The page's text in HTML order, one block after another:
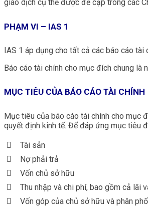
giao dịch cụ thể được đề cập trong các
PHẠM VI – IAS 1
IAS 1 áp dụng cho tất cả các báo cáo tài
Báo cáo tài chính cho mục đích chung là
MỤC TIÊU CỦA BÁO CÁO TÀI CHÍNH
Mục tiêu của báo cáo tài chính cho mục
quyết định kinh tế. Để đáp ứng mục tiêu
Tài sản
Nợ phải trả
Vốn chủ sở hữu
Thu nhập và chi phí, bao gồm cả lãi
Vốn góp của chủ sở hữu và phân